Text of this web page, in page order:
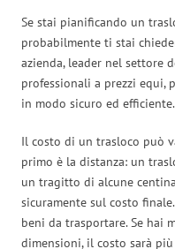
Se stai pianificando un
probabilmente ti stai
azienda, leader nel settore
professionali a prezzi
in modo sicuro ed efficiente.
Il costo di un trasloco può
primo è la distanza: un
un tragitto di alcune
sicuramente sul costo
beni da trasportare. Se
dimensioni, il costo sarà